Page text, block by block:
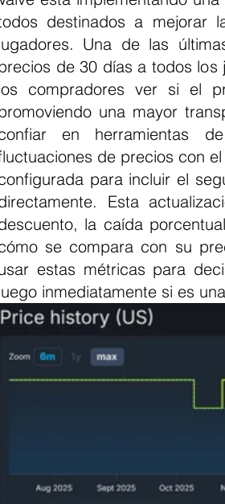
destinados a mejorar
Una de las
de 30 días a todos
compradores ver si el
una mayor
en herramientas
de precios con
para incluir el
Esta
la caída
se compara con su
estas métricas para
inmediatamente si es